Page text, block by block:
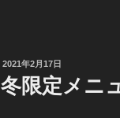
投
稿
日:
2021年2月17日
冬限定メニ